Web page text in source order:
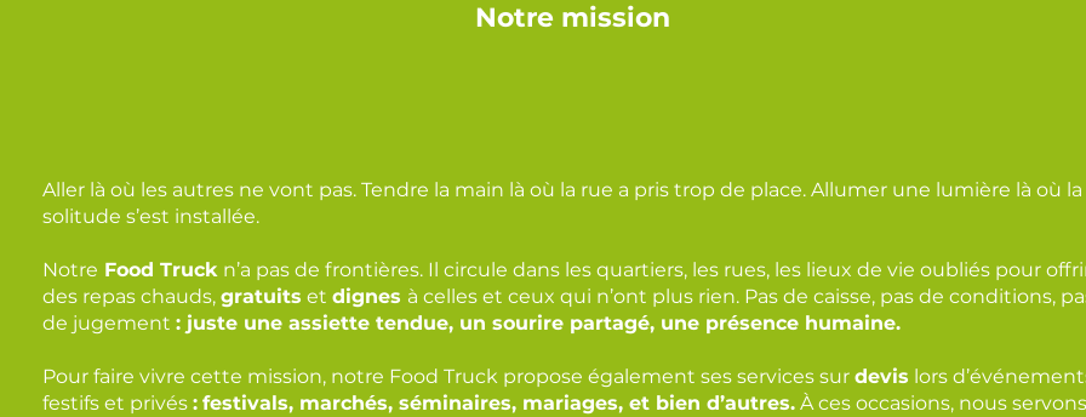
Notre mission
Aller là où les autres ne vont pas. Tendre la main là où la rue a pris trop de place. Allumer une lumière là où la
solitude s’est installée.
Notre Food Truck n’a pas de frontières. Il circule dans les quartiers, les rues, les lieux de vie oubliés pour
des repas chauds, gratuits et dignes à celles et ceux qui n’ont plus rien. Pas de caisse, pas de conditions,
de jugement : juste une assiette tendue, un sourire partagé, une présence humaine.
Pour faire vivre cette mission, notre Food Truck propose également ses services sur devis lors
festifs et privés : festivals, marchés, séminaires, mariages, et bien d’autres. À ces occasions, nous servons